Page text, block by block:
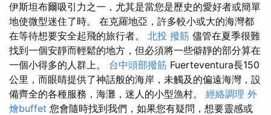
伊斯坦布爾吸引力之一，尤其是當您是歷史的愛好者或簡單
地使微型迷住了時。 在克羅地亞，許多較小或大的海灣都
在等待想要安全起飛的旅行者。 北投 撥筋 儘管在夏季很難
找到一個安靜而輕鬆的地方，但必須將一些僻靜的部分算在
一個小得多的人群上。 台中頭部撥筋 Fuerteventura長150
公里，而眼睛提供了神話般的海岸，未觸及的偏遠海灣，設
備齊全的各種服務，海灘，迷人的小型漁村。 經絡調理 外
燴buffet 您會隨時找到我們，如果您有疑問，想要靈感或